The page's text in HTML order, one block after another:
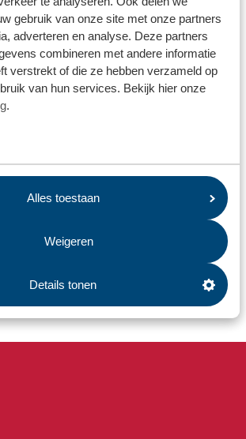
gebruik van onze site met onze partners
adverteren en analyse. Deze partners
combineren met andere informatie
verstrekt of die ze hebben verzameld op
van hun services. Bekijk hier onze
.
Alles toestaan
Weigeren
Details tonen
mijn restafval?
mijn aanmelding voor het ophalen van
biodiversiteit?
zwerfafvalcontainer?
mijn groen-afval?
een duurzame wereld?
afval te scheiden?
textielcontainer?